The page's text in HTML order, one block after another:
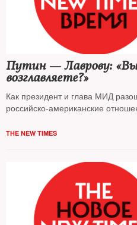
Путин — Лаврову:
возглавляете?»
Как президент и глава МИД
российско-американские
THE NEW TIMES